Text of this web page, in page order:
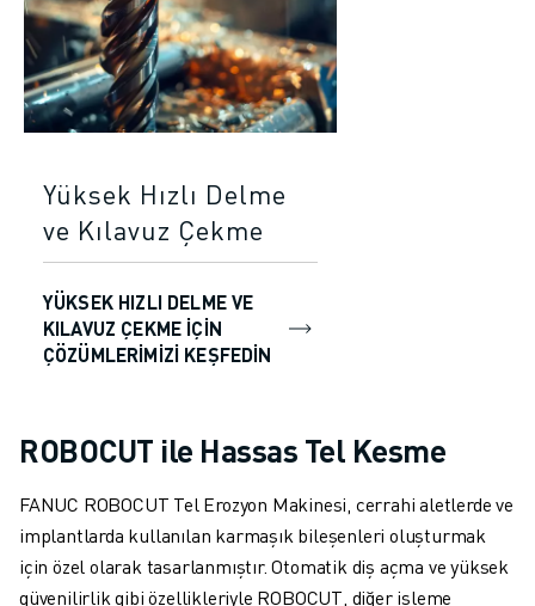
Yüksek Hızlı Delme
ve Kılavuz Çekme
YÜKSEK HIZLI DELME VE
KILAVUZ ÇEKME IÇIN
ÇÖZÜMLERIMIZI KEŞFEDIN
ROBOCUT ile Hassas Tel Kesme
FANUC ROBOCUT Tel Erozyon Makinesi, cerrahi aletlerde ve
implantlarda kullanılan karmaşık bileşenleri oluşturmak
için özel olarak tasarlanmıştır. Otomatik diş açma ve yüksek
güvenilirlik gibi özellikleriyle ROBOCUT, diğer işleme